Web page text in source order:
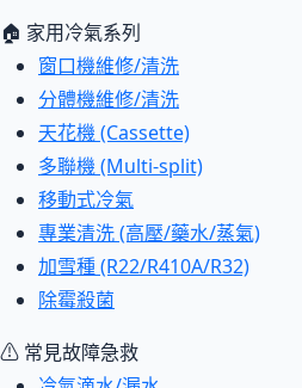
🏠 家用冷氣系列
窗口機維修/清洗
分體機維修/清洗
天花機 (Cassette)
多聯機 (Multi-split)
移動式冷氣
專業清洗 (高壓/藥水/蒸氣)
加雪種 (R22/R410A/R32)
除霉殺菌
⚠ 常見故障急救